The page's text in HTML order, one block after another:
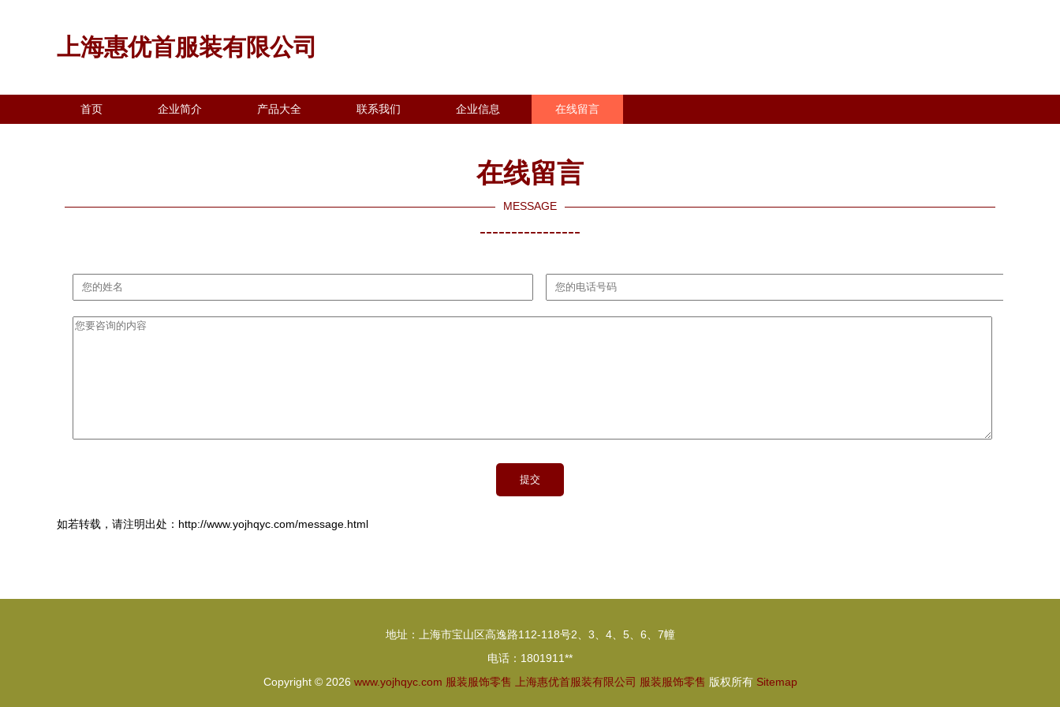
上海惠优首服装有限公司
首页 企业简介 产品大全 联系我们 企业信息 在线留言
在线留言
MESSAGE
----------------
如若转载，请注明出处：http://www.yojhqyc.com/message.html
地址：上海市宝山区高逸路112-118号2、3、4、5、6、7幢
电话：1801911**
Copyright © 2026 www.yojhqyc.com 服装服饰零售 上海惠优首服装有限公司 服装服饰零售 版权所有 Sitemap